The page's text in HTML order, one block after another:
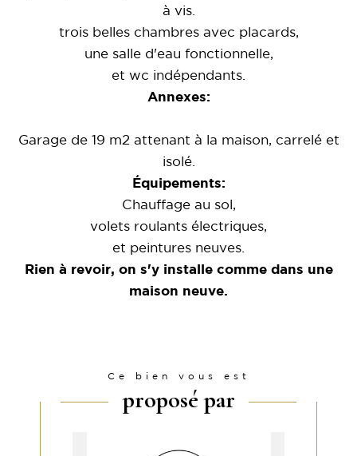
à vis.
trois belles chambres avec placards,
une salle d'eau fonctionnelle,
et wc indépendants.
Annexes:
Garage de 19 m2 attenant à la maison, carrelé et
isolé.
Équipements:
Chauffage au sol,
volets roulants électriques,
et peintures neuves.
Rien à revoir, on s'y installe comme dans une
maison neuve.
Ce bien vous est
proposé par